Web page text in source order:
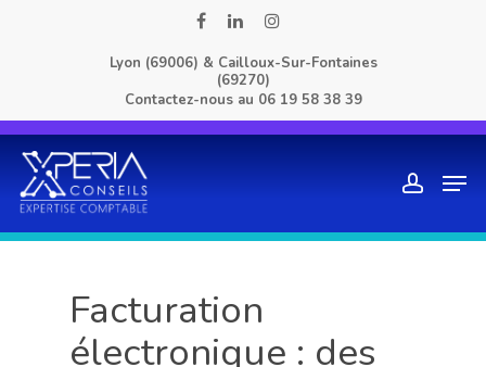
facebooklinkedininstagram
Lyon (69006) & Cailloux-Sur-Fontaines
(69270)
Contactez-nous au 06 19 58 38 39
Facturation
électronique : des